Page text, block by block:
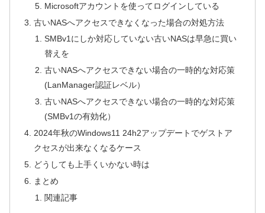
Microsoftアカウントを使ってログインしている
古いNASへアクセスできなくなった場合の対処方法
SMBv1にしか対応していない古いNASは早急に買い
替えを
古いNASへアクセスできない場合の一時的な対応策
(LanManager認証レベル）
古いNASへアクセスできない場合の一時的な対応策
(SMBv1の有効化）
2024年秋のWindows11 24h2アップデートでゲストア
クセスが出来なくなるケース
どうしても上手くいかない時は
まとめ
関連記事